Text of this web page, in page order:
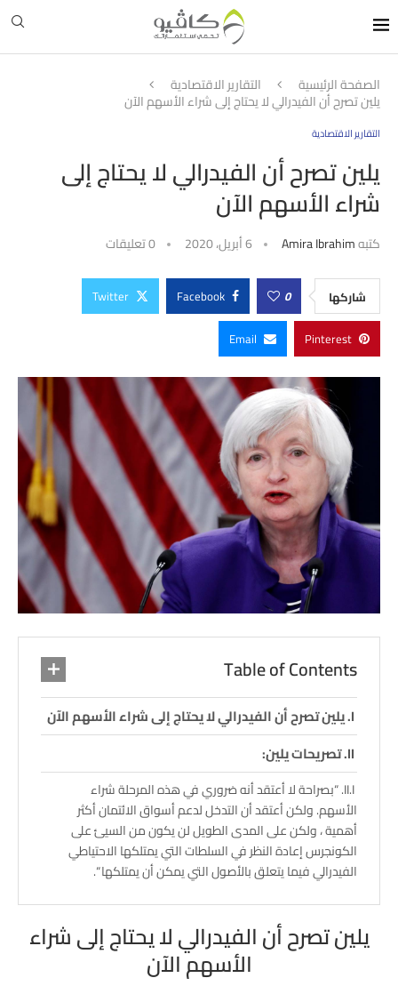
الصفحة الرئيسية التقارير الاقتصادية
يلين تصرح أن الفيدرالي لا يحتاج إلى شراء الأسهم الآن
التقارير الاقتصادية
يلين تصرح أن الفيدرالي لا يحتاج إلى
شراء الأسهم الآن
كتبهAmira Ibrahim 6 أبريل، 2020 0 تعليقات
شاركها 0
Facebook
Twitter
Pinterest
Email
Table of Contents
يلين تصرح أن الفيدرالي لا يحتاج إلى شراء الأسهم الآن
تصريحات يلين:
“بصراحة لا أعتقد أنه ضروري في هذه المرحلة شراء
الأسهم. ولكن أعتقد أن التدخل لدعم أسواق الائتمان أكثر
أهمية ، ولكن على المدى الطويل لن يكون من السيئ على
الكونجرس إعادة النظر في السلطات التي يمتلكها الاحتياطي
الفيدرالي فيما يتعلق بالأصول التي يمكن أن يمتلكها “.
يلين تصرح أن الفيدرالي لا يحتاج إلى شراء
الأسهم الآن